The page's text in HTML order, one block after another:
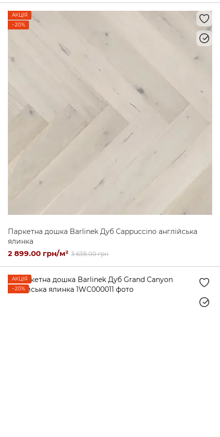
АКЦІЯ
−20%
Паркетна дошка Barlinek Дуб Cappuccino англійська
ялинка
2 899.00 грн/м² 3 638.00 грн
АКЦІЯ
−20%